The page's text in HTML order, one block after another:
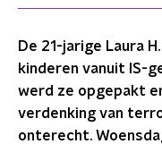
De 21-jarige Laura
kinderen vanuit IS-
werd ze opgepakt
verdenking van
onterecht.